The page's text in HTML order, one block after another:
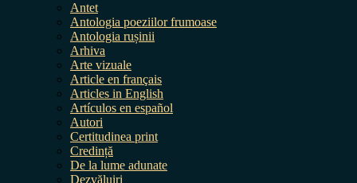
Antet
Antologia poeziilor frumoase
Antologia rușinii
Arhiva
Arte vizuale
Article en français
Articles in English
Artículos en español
Autori
Certitudinea print
Credință
De la lume adunate
Dezvăluiri